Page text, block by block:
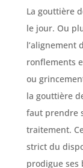
La gouttière
le jour. Ou
l’alignement
ronflements
ou
la gouttière
faut prendre
traitement.
strict du
prodigue ses